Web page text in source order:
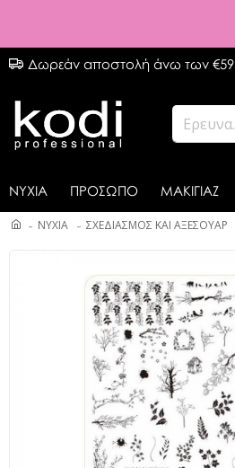
Δωρεάν αποστολή άνω των €59
ΝΥΧΙΑ ΠΡΟΣΩΠΟ ΜΑΚΙΓΙΑΖ
ΝΥΧΙΑ ΣΧΕΔΙΑΣΜΟΣ ΚΑΙ ΑΞΕΣΟΥΑΡ